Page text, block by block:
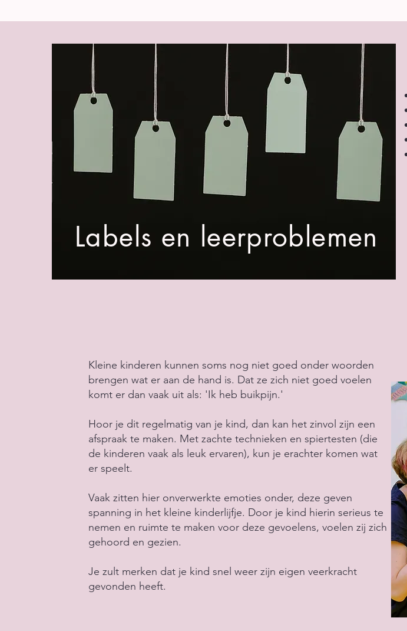
Labels en leerproblemen
Kleine kinderen kunnen soms nog niet goed onder woorden
brengen wat er aan de hand is. Dat ze zich niet goed voelen
komt er dan vaak uit als: 'Ik heb buikpijn.'
Hoor je dit regelmatig van je kind, dan kan het zinvol zijn een
afspraak te maken. Met zachte technieken en spiertesten (die
de kinderen vaak als leuk ervaren), kun je erachter komen wat
er speelt.
Vaak zitten hier onverwerkte emoties onder, deze geven
spanning in het kleine kinderlijfje. Door je kind hierin serieus te
nemen en ruimte te maken voor deze gevoelens, voelen zij zich
gehoord en gezien.
Je zult merken dat je kind snel weer zijn eigen veerkracht
gevonden heeft.